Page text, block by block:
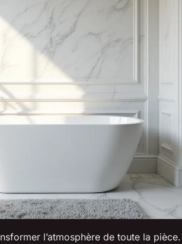
l’atmosphère de toute la